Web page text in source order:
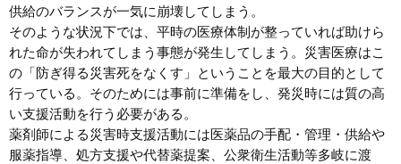
供給のバランスが一気に崩壊してしまう。
そのような状況下では、平時の医療体制が整っていれば助けら
れた命が失われてしまう事態が発生してしまう。災害医療はこ
の「防ぎ得る災害死をなくす」ということを最大の目的として
行っている。そのためには事前に準備をし、発災時には質の高
い支援活動を行う必要がある。
薬剤師による災害時支援活動には医薬品の手配・管理・供給や
服薬指導、処方支援や代替薬提案、公衆衛生活動等多岐に渡